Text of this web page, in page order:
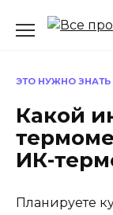
ЭТО НУЖНО ЗНАТЬ
Какой
ИК-
Планируете